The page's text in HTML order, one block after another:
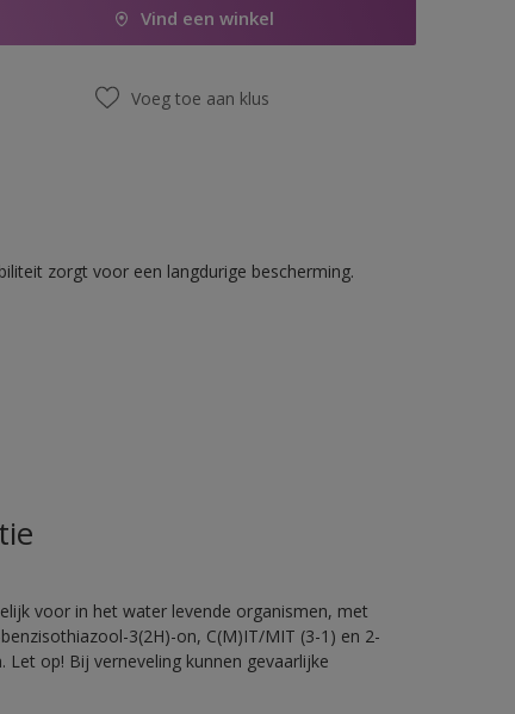
Vind een winkel
Voeg toe aan klus
zorgt voor een langdurige bescherming.
voor in het water levende organismen, met
3(2H)-on, C(M)IT/MIT (3-1) en 2-
op! Bij verneveling kunnen gevaarlijke